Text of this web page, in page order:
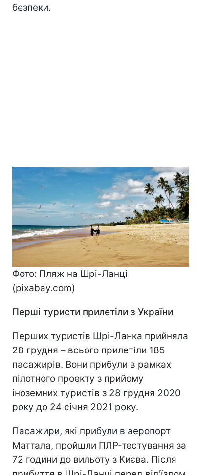
безпеки.
Фото: Пляж на Шрі-Ланці
(pixabay.com)
Перші туристи прилетіли з України
Перших туристів Шрі-Ланка прийняла
28 грудня – всього прилетіли 185
пасажирів. Вони прибули в рамках
пілотного проекту з прийому
іноземних туристів з 28 грудня 2020
року до 24 січня 2021 року.
Пасажири, які прибули в аеропорт
Маттала, пройшли ПЛР-тестування за
72 години до вильоту з Києва. Після